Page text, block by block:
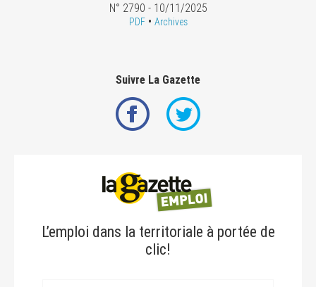
N° 2790 - 10/11/2025
PDF• Archives
Suivre La Gazette
L’emploi dans la territoriale à portée de
clic!